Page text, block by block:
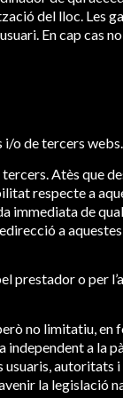
del lloc. Les
En cap cas
i/o de tercers webs.
Atès que
respecte a
immediata de
a
o per
no limitatiu, en
a la
usuaris,
la legislació